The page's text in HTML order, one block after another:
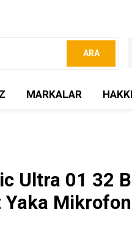
ARA
MARKALAR
Ultra 01 32
Yaka